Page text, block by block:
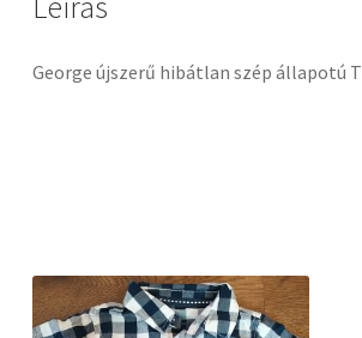
George újszerű hibátlan szép állapotú